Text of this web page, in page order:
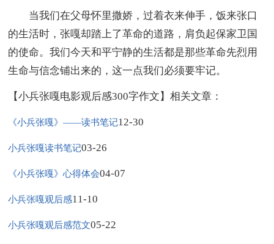
当我们在父母怀里撒娇，过着衣来伸手，饭来张口
的生活时，张嘎却踏上了革命的道路，肩负起保家卫国
的使命。我们今天和平宁静的生活都是那些革命先烈用
生命与信念铺出来的，这一点我们必须要牢记。
【小兵张嘎电影观后感300字作文】相关文章：
《小兵张嘎》——读书笔记12-30
小兵张嘎读书笔记03-26
《小兵张嘎》心得体会04-07
小兵张嘎观后感11-10
小兵张嘎观后感范文05-22